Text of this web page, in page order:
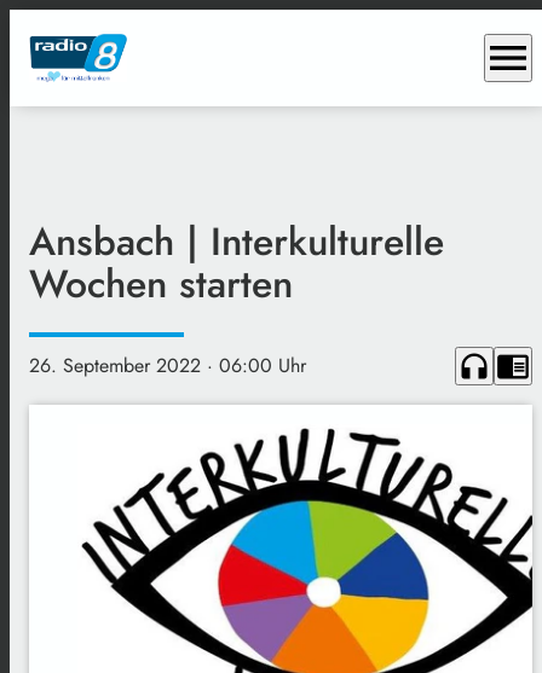
menu
Ansbach | Interkulturelle
Wochen starten
26. September 2022 · 06:00 Uhr headphones chrome_reader_mode